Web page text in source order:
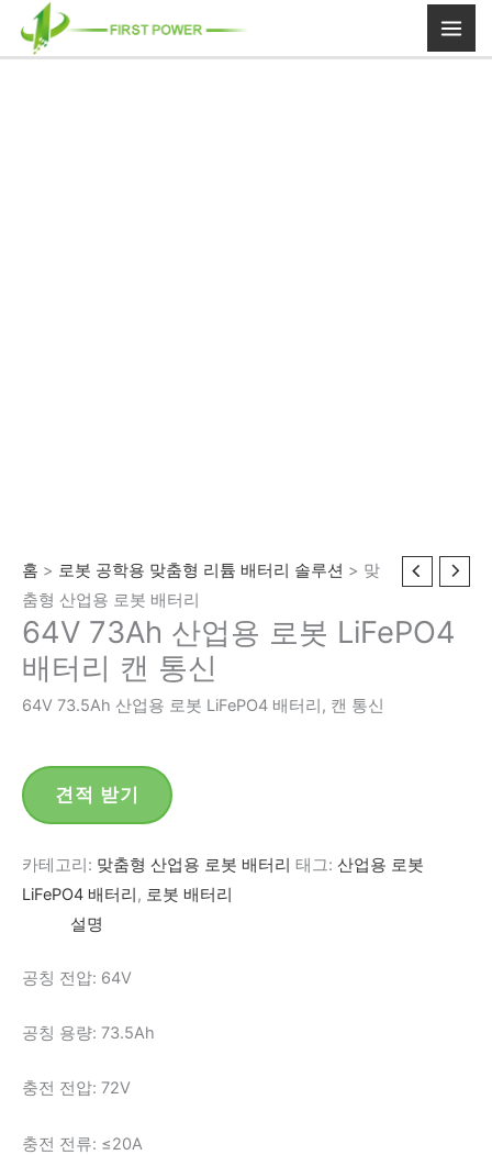
홈 > 로봇 공학용 맞춤형 리튬 배터리 솔루션 > 맞
춤형 산업용 로봇 배터리
64V 73Ah 산업용 로봇 LiFePO4
배터리 캔 통신
64V 73.5Ah 산업용 로봇 LiFePO4 배터리, 캔 통신
견적 받기
카테고리: 맞춤형 산업용 로봇 배터리 태그: 산업용 로봇
LiFePO4 배터리, 로봇 배터리
설명
공칭 전압: 64V
공칭 용량: 73.5Ah
충전 전압: 72V
충전 전류: ≤20A